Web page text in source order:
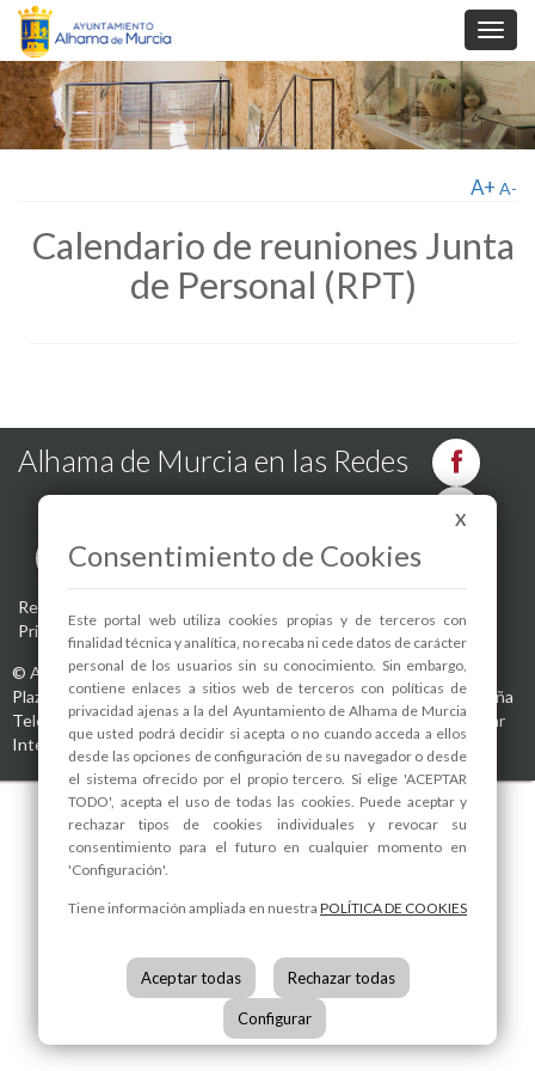
A+ A-
Calendario de reuniones Junta
de Personal (RPT)
Alhama de Murcia en las Redes
Registro de actividades de tratamiento
Privacidad-Política de Cookies
© Ayuntamiento de Alhama de Murcia
Plaza de la Constitución, 130840 Alhama de Murcia (Murcia)España
Teléfono:968 630 000 info@alhamademurcia.esDesarrolla:Avatar
Internet S.L.L.
X
Consentimiento de Cookies
Este portal web utiliza cookies propias y de terceros con
finalidad técnica y analítica, no recaba ni cede datos de carácter
personal de los usuarios sin su conocimiento. Sin embargo,
contiene enlaces a sitios web de terceros con políticas de
privacidad ajenas a la del Ayuntamiento de Alhama de Murcia
que usted podrá decidir si acepta o no cuando acceda a ellos
desde las opciones de configuración de su navegador o desde
el sistema ofrecido por el propio tercero. Si elige 'ACEPTAR
TODO', acepta el uso de todas las cookies. Puede aceptar y
rechazar tipos de cookies individuales y revocar su
consentimiento para el futuro en cualquier momento en
'Configuración'.
Tiene información ampliada en nuestra POLÍTICA DE COOKIES
Aceptar todas Rechazar todas
Configurar